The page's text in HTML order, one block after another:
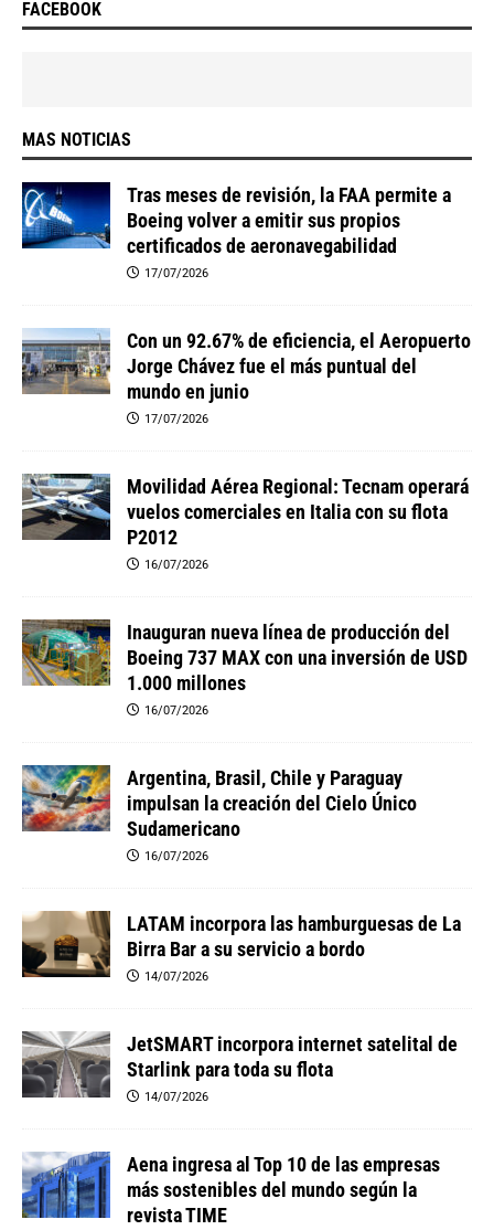
FACEBOOK
MAS NOTICIAS
Tras meses de revisión, la FAA permite a
Boeing volver a emitir sus propios
certificados de aeronavegabilidad
17/07/2026
Con un 92.67% de eficiencia, el Aeropuerto
Jorge Chávez fue el más puntual del
mundo en junio
17/07/2026
Movilidad Aérea Regional: Tecnam operará
vuelos comerciales en Italia con su flota
P2012
16/07/2026
Inauguran nueva línea de producción del
Boeing 737 MAX con una inversión de USD
1.000 millones
16/07/2026
Argentina, Brasil, Chile y Paraguay
impulsan la creación del Cielo Único
Sudamericano
16/07/2026
LATAM incorpora las hamburguesas de La
Birra Bar a su servicio a bordo
14/07/2026
JetSMART incorpora internet satelital de
Starlink para toda su flota
14/07/2026
Aena ingresa al Top 10 de las empresas
más sostenibles del mundo según la
revista TIME